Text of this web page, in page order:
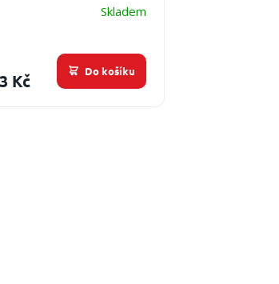
Skladem
Kč Do košíku